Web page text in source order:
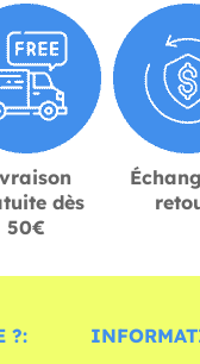
dès
50€
?: